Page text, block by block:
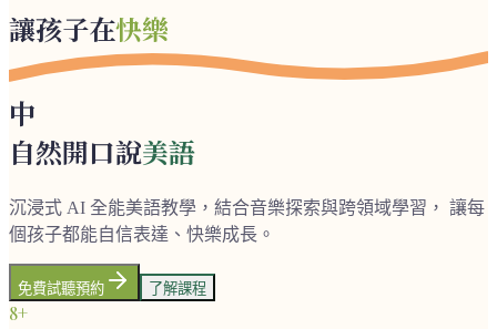
讓孩子在快樂
中
自然開口說美語
沉浸式 AI 全能美語教學，結合音樂探索與跨領域學習， 讓每
個孩子都能自信表達、快樂成長。
免費試聽預約 了解課程
8+